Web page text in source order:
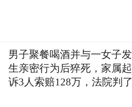
男子聚餐喝酒并与一女子发
生亲密行为后猝死，家属起
诉3人索赔128万，法院判了